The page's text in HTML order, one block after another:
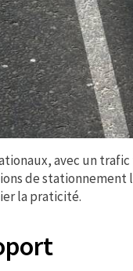
avec un
de stationnement
la praticité.